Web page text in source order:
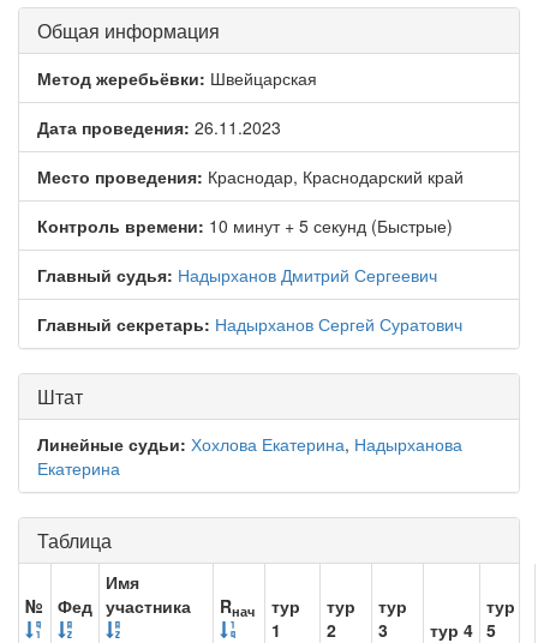
Общая информация
Метод жеребьёвки: Швейцарская
Дата проведения: 26.11.2023
Место проведения: Краснодар, Краснодарский край
Контроль времени: 10 минут + 5 секунд (Быстрые)
Главный судья: Надырханов Дмитрий Сергеевич
Главный секретарь: Надырханов Сергей Суратович
Штат
Линейные судьи: Хохлова Екатерина, Надырханова
Екатерина
Таблица
№ Фед
Имя
участника
Rнач
тур
1
тур
2
тур
3
тур 4
тур
5